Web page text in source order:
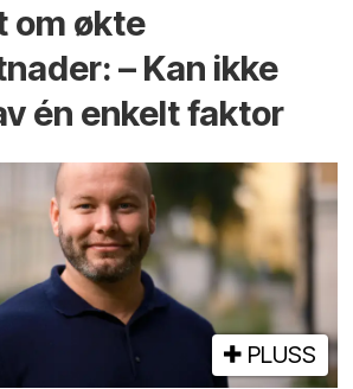
om økte
– Kan ikke
én enkelt faktor
PLUSS